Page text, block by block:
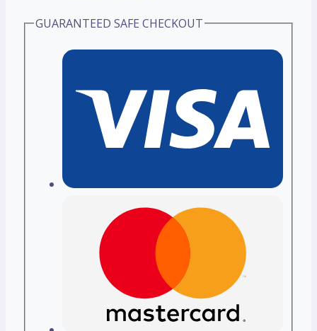
GUARANTEED SAFE CHECKOUT